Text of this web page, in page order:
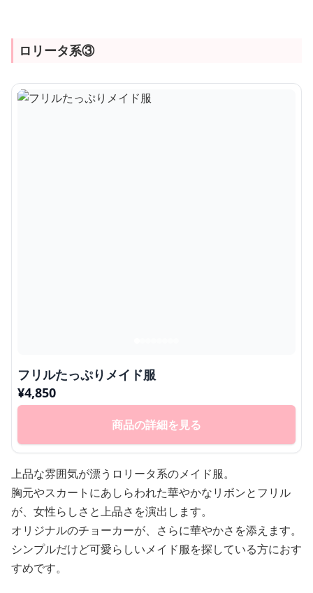
ロリータ系③
フリルたっぷりメイド服
¥4,850
商品の詳細を見る
上品な雰囲気が漂うロリータ系のメイド服。
胸元やスカートにあしらわれた華やかなリボンとフリル
が、女性らしさと上品さを演出します。
オリジナルのチョーカーが、さらに華やかさを添えます。
シンプルだけど可愛らしいメイド服を探している方におす
すめです。